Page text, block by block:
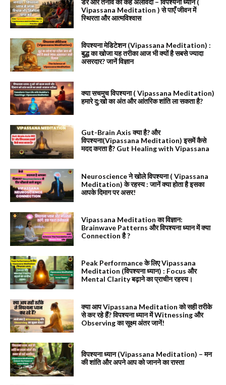
डर और तनाव को कहें अलविदा – विपश्यना ध्यान (
Vipassana Meditation ) से पाएँ जीवन में
स्थिरता और आत्मविश्वास
विपश्यना मेडिटेशन (Vipassana Meditation) :
बुद्ध का खोजा यह तरीका आज भी क्यों है सबसे ज्यादा
असरदार? जानें विज्ञान
क्या सचमुच विपश्यना ( Vipassana Meditation)
हमारे दु:खो का अंत और आंतरिक शांति ला सकता है?
Gut-Brain Axis क्या है? और
विपश्यना(Vipassana Meditation) इसमें कैसे
मदद करता है? Gut Healing with Vipassana
Neuroscience ने खोले विपश्यना ( Vipassana
Meditation) के रहस्य : जानें क्या होता है इसका
आपके दिमाग पर असर!
Vipassana Meditation का विज्ञान:
Brainwave Patterns और विपश्यना ध्यान में क्या
Connection है ?
Peak Performance के लिए Vipassana
Meditation (विपश्यना ध्यान) : Focus और
Mental Clarity बढ़ाने का प्राचीन रहस्य।
क्या आप Vipassana Meditation को सही तरीके
से कर रहे हैं? विपश्यना ध्यान में Witnessing और
Observing का सूक्ष्म अंतर जानें!
विपश्यना ध्यान (Vipassana Meditation) – मन
की शांति और अपने आप को जानने का रास्ता